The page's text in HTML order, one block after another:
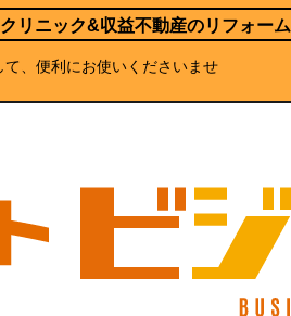
リニック&収益不動産のリフォーム
て、便利にお使いくださいませ